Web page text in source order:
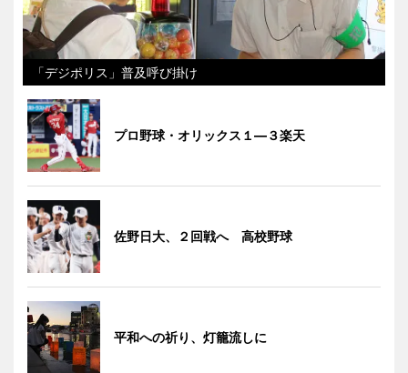
「デジポリス」普及呼び掛け
プロ野球・オリックス１―３楽天
佐野日大、２回戦へ 高校野球
平和への祈り、灯籠流しに